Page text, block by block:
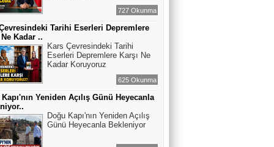
727 Okunma
Tarihi Eserleri Depremlere
Ne Kadar ..
Kars Çevresindeki Tarihi
Eserleri Depremlere Karşı Ne
Kadar Koruyoruz
625 Okunma
Yeniden Açılış Günü Heyecanla
Doğu Kapı'nın Yeniden Açılış
Günü Heyecanla Bekleniyor